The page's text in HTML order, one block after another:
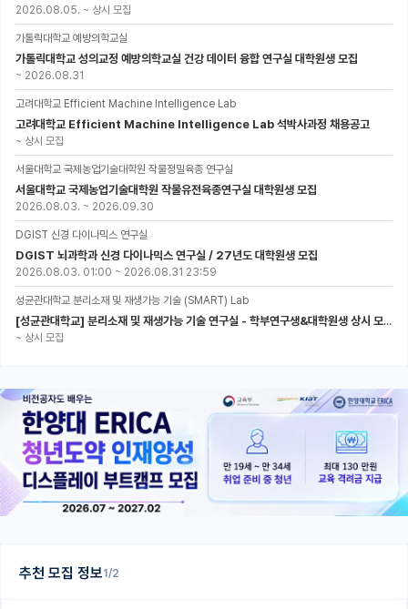
추천 모집 정보1/2
2026.08.05. ~ 상시 모집
가톨릭대학교 예방의학교실
가톨릭대학교 성의교정 예방의학교실 건강 데이터 융합 연구실 대학원생 모집
~ 2026.08.31
고려대학교 Efficient Machine Intelligence Lab
고려대학교 Efficient Machine Intelligence Lab 석박사과정 채용공고
~ 상시 모집
서울대학교 국제농업기술대학원 작물정밀육종 연구실
서울대학교 국제농업기술대학원 작물유전육종연구실 대학원생 모집
2026.08.03. ~ 2026.09.30
DGIST 신경 다이나믹스 연구실
DGIST 뇌과학과 신경 다이나믹스 연구실 / 27년도 대학원생 모집
2026.08.03. 01:00 ~ 2026.08.31 23:59
성균관대학교 분리소재 및 재생가능 기술 (SMART) Lab
[성균관대학교] 분리소재 및 재생가능 기술 연구실 - 학부연구생&대학원생 상시 모집 (미래에너지공학과)
~ 상시 모집